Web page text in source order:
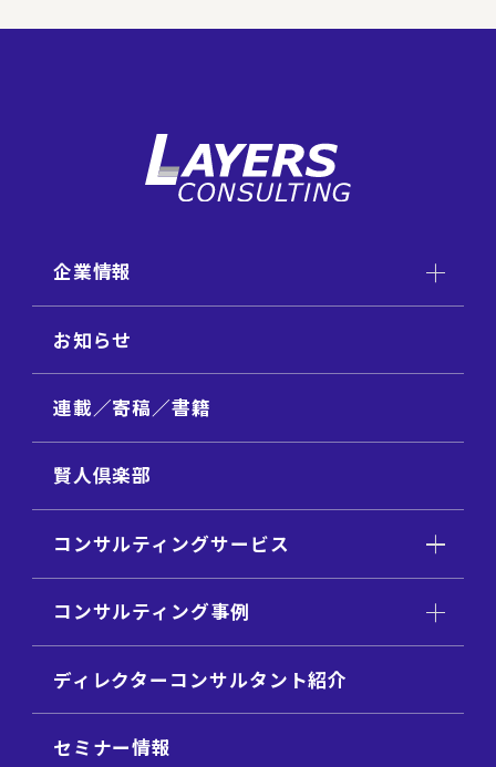
企業情報
お知らせ
連載／寄稿／書籍
賢人倶楽部
コンサルティングサービス
コンサルティング事例
ディレクターコンサルタント紹介
セミナー情報